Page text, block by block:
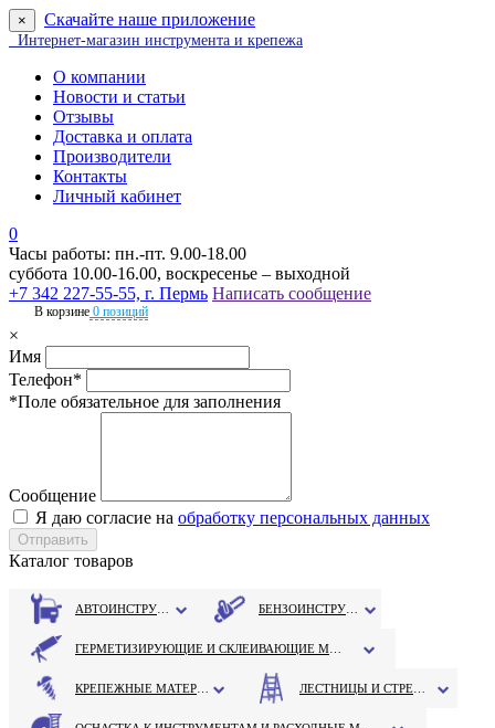
× Скачайте наше приложение
Интернет-магазин инструмента и крепежа
О компании
Новости и статьи
Отзывы
Доставка и оплата
Производители
Контакты
Личный кабинет
0
Часы работы: пн.-пт. 9.00-18.00
суббота 10.00-16.00, воскресенье – выходной
+7 342 227-55-55, г. Пермь Написать сообщение
В корзине 0 позиций
×
Имя
Телефон*
*Поле обязательное для заполнения
Сообщение
Я даю согласие на обработку персональных данных
Каталог товаров